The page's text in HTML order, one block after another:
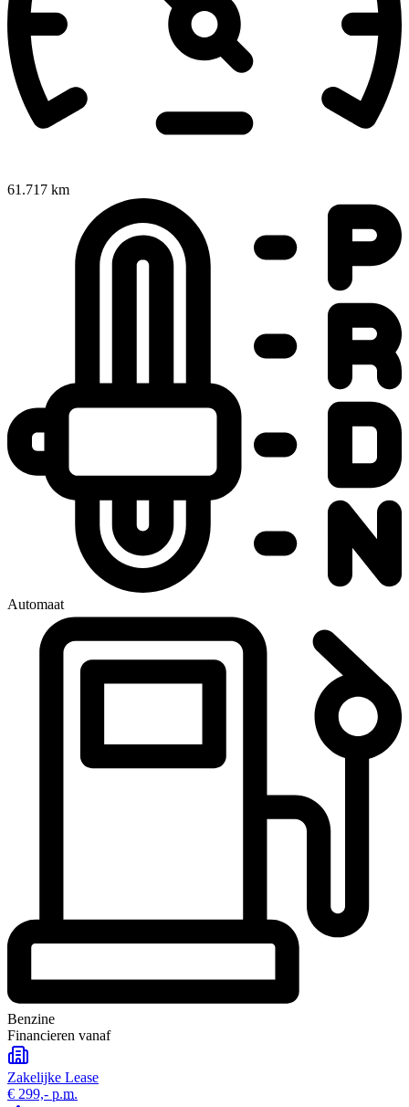
61.717 km
Automaat
Benzine
Financieren vanaf
Zakelijke Lease
€ 299,- p.m.